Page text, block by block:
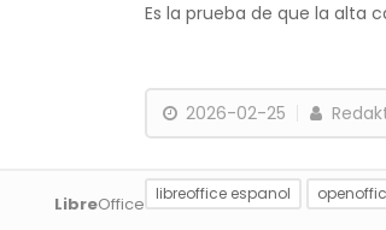
Es la prueba de que la alta
2026-02-25
libreoffice espanol
LibreOffice PL